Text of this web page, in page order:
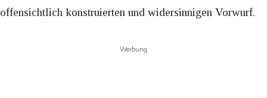
offensichtlich konstruierten und widersinnigen Vorwurf.
Werbung